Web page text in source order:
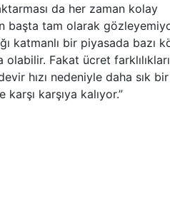
da her zaman kolay
başta tam olarak
katmanlı bir piyasada bazı
Fakat ücret
hızı nedeniyle daha sık bir
karşıya kalıyor.”